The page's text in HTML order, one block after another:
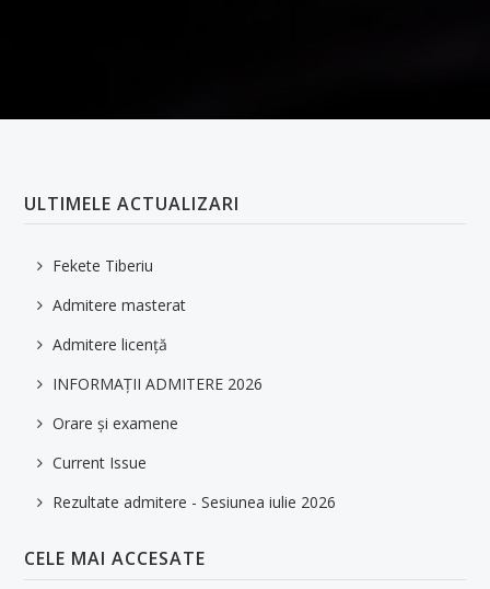
ULTIMELE ACTUALIZARI
Fekete Tiberiu
Admitere masterat
Admitere licență
INFORMAȚII ADMITERE 2026
Orare și examene
Current Issue
Rezultate admitere - Sesiunea iulie 2026
CELE MAI ACCESATE